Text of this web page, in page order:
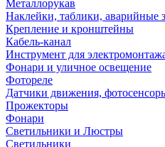
Металлорукав
Наклейки, таблики, аварийные
Крепление и кронштейны
Кабель-канал
Инструмент для
Фонари и уличное освещение
Фотореле
Датчики движения,
Прожекторы
Фонари
Светильники и Люстры
Светильники